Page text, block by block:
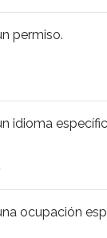
permiso.
idioma
ocupación